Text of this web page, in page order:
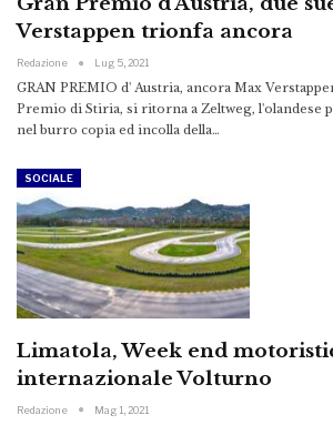
Verstappen trionfa ancora
Redazione Lug 5, 2021
GRAN PREMIO d' Austria, ancora Max
Premio di Stiria, si ritorna a Zeltweg, l'olandese
nel burro copia ed incolla della…
SOCIALE
Limatola, Week end
internazionale Volturno
Redazione Mag 1, 2021